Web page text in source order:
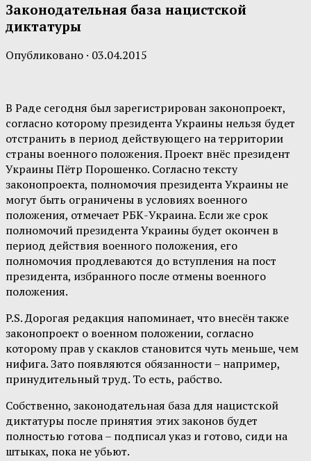
Законодательная база нацистской
диктатуры
Опубликовано · 03.04.2015
В Раде сегодня был зарегистрирован законопроект,
согласно которому президента Украины нельзя будет
отстранить в период действующего на территории
страны военного положения. Проект внёс президент
Украины Пётр Порошенко. Согласно тексту
законопроекта, полномочия президента Украины не
могут быть ограничены в условиях военного
положения, отмечает РБК-Украина. Если же срок
полномочий президента Украины будет окончен в
период действия военного положения, его
полномочия продлеваются до вступления на пост
президента, избранного после отмены военного
положения.
P.S. Дорогая редакция напоминает, что внесён также
законопроект о военном положении, согласно
которому прав у скаклов становится чуть меньше, чем
нифига. Зато появляются обязанности – например,
принудительный труд. То есть, рабство.
Собственно, законодательная база для нацистской
диктатуры после принятия этих законов будет
полностью готова – подписал указ и готово, сиди на
штыках, пока не убьют.